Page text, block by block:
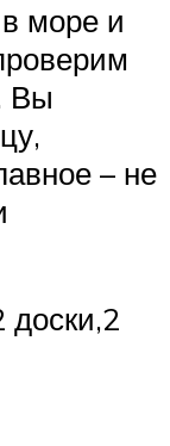
море и
Вы
– не
доски,2